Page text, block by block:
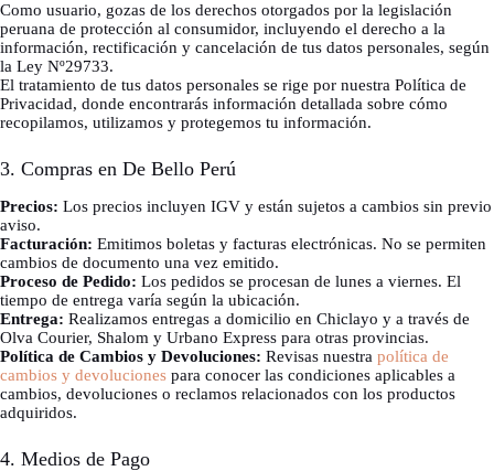
Como usuario, gozas de los derechos otorgados por la legislación
peruana de protección al consumidor, incluyendo el derecho a la
información, rectificación y cancelación de tus datos personales, según
la Ley Nº29733.
El tratamiento de tus datos personales se rige por nuestra Política de
Privacidad, donde encontrarás información detallada sobre cómo
recopilamos, utilizamos y protegemos tu información.
3. Compras en De Bello Perú
Precios: Los precios incluyen IGV y están sujetos a cambios sin previo
aviso.
Facturación: Emitimos boletas y facturas electrónicas. No se permiten
cambios de documento una vez emitido.
Proceso de Pedido: Los pedidos se procesan de lunes a viernes. El
tiempo de entrega varía según la ubicación.
Entrega: Realizamos entregas a domicilio en Chiclayo y a través de
Olva Courier, Shalom y Urbano Express para otras provincias.
Política de Cambios y Devoluciones: Revisas nuestra política de
cambios y devoluciones para conocer las condiciones aplicables a
cambios, devoluciones o reclamos relacionados con los productos
adquiridos.
4. Medios de Pago